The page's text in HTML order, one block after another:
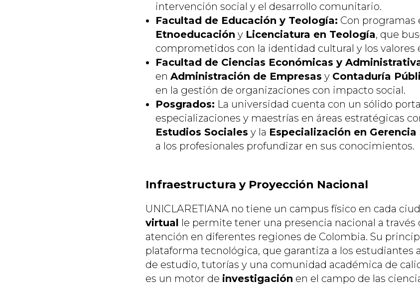
intervención social y el desarrollo comunitario.
Facultad de Educación y Teología: Con programas
Etnoeducación y Licenciatura en Teología, que
comprometidos con la identidad cultural y los valores
Facultad de Ciencias Económicas y
en Administración de Empresas y Contaduría
en la gestión de organizaciones con impacto social.
Posgrados: La universidad cuenta con un sólido
especializaciones y maestrías en áreas estratégicas
Estudios Sociales y la Especialización en Gerencia
a los profesionales profundizar en sus conocimientos.
Infraestructura y Proyección Nacional
UNICLARETIANA no tiene un campus físico en cada
virtual le permite tener una presencia nacional a través
atención en diferentes regiones de Colombia. Su
plataforma tecnológica, que garantiza a los estudiantes
de estudio, tutorías y una comunidad académica de
es un motor de investigación en el campo de las